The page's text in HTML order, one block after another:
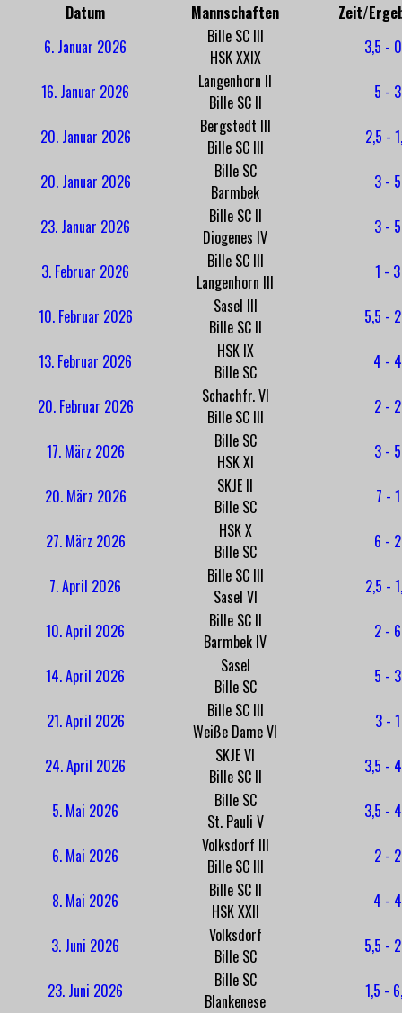
Datum Mannschaften
Zeit/
6. Januar 2026
Bille SC III
HSK XXIX
3,5 -
16. Januar 2026
Langenhorn II
Bille SC II
5 - 3
20. Januar 2026
Bergstedt III
Bille SC III
2,5 -
20. Januar 2026
Bille SC
Barmbek
3 - 5
23. Januar 2026
Bille SC II
Diogenes IV
3 - 5
3. Februar 2026
Bille SC III
Langenhorn III
1 - 3
10. Februar 2026
Sasel III
Bille SC II
5,5 -
13. Februar 2026
HSK IX
Bille SC
4 - 4
20. Februar 2026
Schachfr. VI
Bille SC III
2 - 2
17. März 2026
Bille SC
HSK XI
3 - 5
20. März 2026
SKJE II
Bille SC
7 - 1
27. März 2026
HSK X
Bille SC
6 - 2
7. April 2026
Bille SC III
Sasel VI
2,5 -
10. April 2026
Bille SC II
Barmbek IV
2 - 6
14. April 2026
Sasel
Bille SC
5 - 3
21. April 2026
Bille SC III
Weiße Dame VI
3 - 1
24. April 2026
SKJE VI
Bille SC II
3,5 -
5. Mai 2026
Bille SC
St. Pauli V
3,5 -
6. Mai 2026
Volksdorf III
Bille SC III
2 - 2
8. Mai 2026
Bille SC II
HSK XXII
4 - 4
3. Juni 2026
Volksdorf
Bille SC
5,5 -
23. Juni 2026
Bille SC
Blankenese
1,5 -